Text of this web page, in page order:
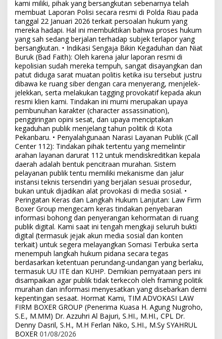
kami miliki, pihak yang bersangkutan sebenarnya telah
membuat Laporan Polisi secara resmi di Polda Riau pada
tanggal 22 Januari 2026 terkait persoalan hukum yang
mereka hadapi. Hal ini membuktikan bahwa proses hukum
yang sah sedang berjalan terhadap subjek terlapor yang
bersangkutan. • Indikasi Sengaja Bikin Kegaduhan dan Niat
Buruk (Bad Faith): Oleh karena jalur laporan resmi di
kepolisian sudah mereka tempuh, sangat disayangkan dan
patut diduga sarat muatan politis ketika isu tersebut justru
dibawa ke ruang siber dengan cara menyerang, menjelek-
jelekkan, serta melakukan tagging provokatif kepada akun
resmi klien kami. Tindakan ini murni merupakan upaya
pembunuhan karakter (character assassination),
penggiringan opini sesat, dan upaya menciptakan
kegaduhan publik menjelang tahun politik di Kota
Pekanbaru. • Penyalahgunaan Narasi Layanan Publik (Call
Center 112): Tindakan pihak tertentu yang memelintir
arahan layanan darurat 112 untuk mendiskreditkan kepala
daerah adalah bentuk pencitraan murahan. Sistem
pelayanan publik tentu memiliki mekanisme dan jalur
instansi teknis tersendiri yang berjalan sesuai prosedur,
bukan untuk dijadikan alat provokasi di media sosial. •
Peringatan Keras dan Langkah Hukum Lanjutan: Law Firm
Boxer Group mengecam keras tindakan penyebaran
informasi bohong dan penyerangan kehormatan di ruang
publik digital. Kami saat ini tengah mengkaji seluruh bukti
digital (termasuk jejak akun media sosial dan konten
terkait) untuk segera melayangkan Somasi Terbuka serta
menempuh langkah hukum pidana secara tegas
berdasarkan ketentuan perundang-undangan yang berlaku,
termasuk UU ITE dan KUHP. Demikian pernyataan pers ini
disampaikan agar publik tidak terkecoh oleh framing politik
murahan dan informasi menyesatkan yang disebarkan demi
kepentingan sesaat. Hormat Kami, TIM ADVOKASI LAW
FIRM BOXER GROUP (Penerima Kuasa H. Agung Nugroho,
S.E., M.MM) Dr. Azzuhri Al Bajuri, S.HI., M.HI., CPL Dr.
Denny Dasril, S.H., M.H Ferlan Niko, S.HI., M.Sy SYAHRUL
BOXER 01/08/2026